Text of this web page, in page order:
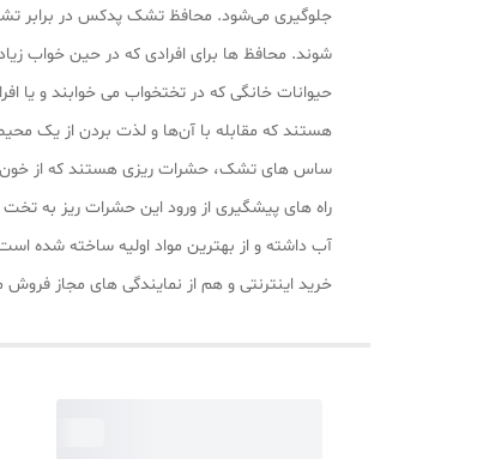
جلوگیری می‌شود. محافظ تشک پدکس در برابر
شوند. محافظ‌ ها برای افرادی که در حین خواب
حیوانات خانگی که در تختخواب می‌ خوابند و یا
هستند که مقابله با آن‌ها و لذت بردن از یک
ساس‌ های تشک، حشرات ریزی هستند که از خون
آب داشته و از بهترین مواد اولیه ساخته شده
خرید اینترنتی و هم از نمایندگی های مجاز فروش